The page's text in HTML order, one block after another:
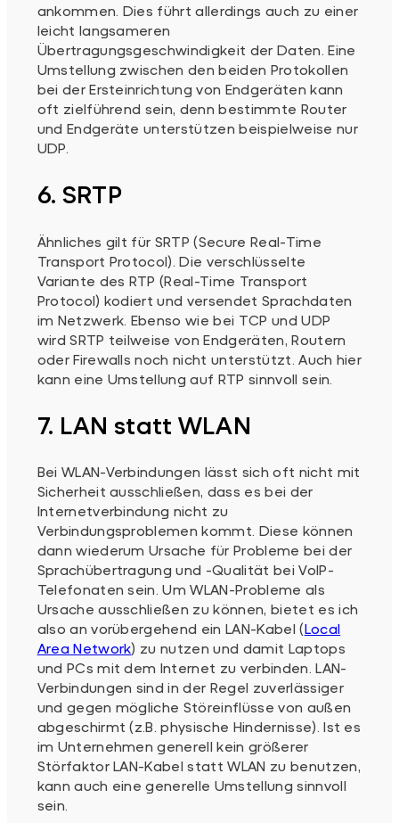
ankommen. Dies führt allerdings auch zu einer
leicht langsameren
Übertragungsgeschwindigkeit der Daten. Eine
Umstellung zwischen den beiden Protokollen
bei der Ersteinrichtung von Endgeräten kann
oft zielführend sein, denn bestimmte Router
und Endgeräte unterstützen beispielweise nur
UDP.
6. SRTP
Ähnliches gilt für SRTP (Secure Real-Time
Transport Protocol). Die verschlüsselte
Variante des RTP (Real-Time Transport
Protocol) kodiert und versendet Sprachdaten
im Netzwerk. Ebenso wie bei TCP und UDP
wird SRTP teilweise von Endgeräten, Routern
oder Firewalls noch nicht unterstützt. Auch hier
kann eine Umstellung auf RTP sinnvoll sein.
7. LAN statt WLAN
Bei WLAN-Verbindungen lässt sich oft nicht mit
Sicherheit ausschließen, dass es bei der
Internetverbindung nicht zu
Verbindungsproblemen kommt. Diese können
dann wiederum Ursache für Probleme bei der
Sprachübertragung und -Qualität bei VoIP-
Telefonaten sein. Um WLAN-Probleme als
Ursache ausschließen zu können, bietet es ich
also an vorübergehend ein LAN-Kabel (Local
Area Network) zu nutzen und damit Laptops
und PCs mit dem Internet zu verbinden. LAN-
Verbindungen sind in der Regel zuverlässiger
und gegen mögliche Störeinflüsse von außen
abgeschirmt (z.B. physische Hindernisse). Ist es
im Unternehmen generell kein größerer
Störfaktor LAN-Kabel statt WLAN zu benutzen,
kann auch eine generelle Umstellung sinnvoll
sein.